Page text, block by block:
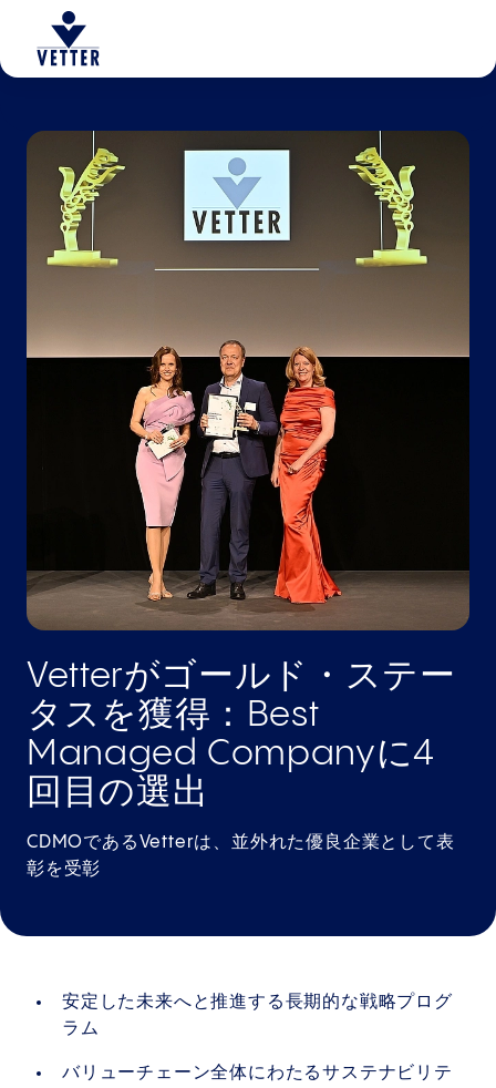
Vetterがゴールド・ステー
タスを獲得：Best
Managed Companyに4
回目の選出
CDMOであるVetterは、並外れた優良企業として表
彰を受彰
安定した未来へと推進する長期的な戦略プログ
ラム
バリューチェーン全体にわたるサステナビリテ